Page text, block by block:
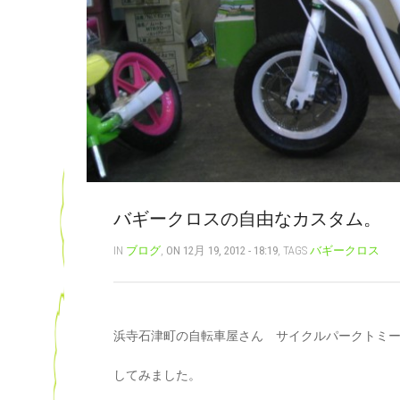
バギークロスの自由なカスタム。
IN ブログ ON 12月 19, 2012 - 18:19 , TAGS バギークロス
浜寺石津町の自転車屋さん サイクルパークトミ
してみました。